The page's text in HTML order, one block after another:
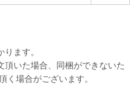
ます。
頂いた場合、同梱ができないた
く場合がございます。